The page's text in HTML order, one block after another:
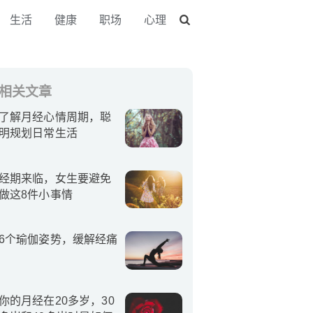
生活 健康 职场 心理
关文章
解月经心情周期，聪
规划日常生活
期来临，女生要避免
这8件小事情
个瑜伽姿势，缓解经痛
的月经在20多岁，30